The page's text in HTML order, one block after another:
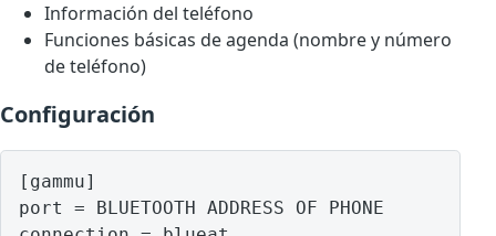
Información del teléfono
Funciones básicas de agenda (nombre y número
de teléfono)
Configuración
[gammu]
port = BLUETOOTH ADDRESS OF PHONE